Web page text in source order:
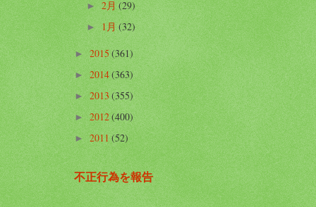
►2月(29)
►1月(32)
►2015(361)
► 2014(363)
►2013(355)
►2012(400)
►2011(52)
不正行為を報告